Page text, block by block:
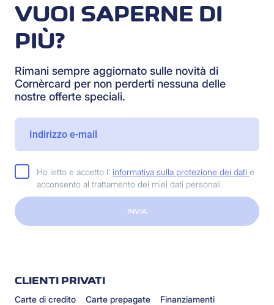
VUOI SAPERNE DI
PIÙ?
Rimani sempre aggiornato sulle novità di
Cornèrcard per non perderti nessuna delle
nostre offerte speciali.
Ho letto e accetto l' informativa sulla protezione dei dati e
acconsento al trattamento dei miei dati personali.
INVIA
CLIENTI PRIVATI
Carte di credito Carte prepagate
Finanziamenti